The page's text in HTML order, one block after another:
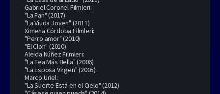
Gabriel Coronel Filmleri:
"La Fan" (2017)
"La Viuda Joven" (2011)
Ximena Córdoba Filmleri:
"Perro amor" (2010)
"El Clon" (2010)
Aleida Núñez Filmleri:
"La Fea Más Bella" (2006)
"La Esposa Virgen" (2005)
Marco Uriel:
"La Suerte Está en el Cielo" (2012)